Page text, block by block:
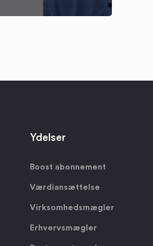
Ydelser
Boost abonnement
Værdiansættelse
Virksomhedsmægler
Erhvervsmægler